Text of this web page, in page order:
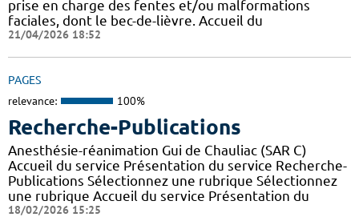
prise en charge des fentes et/ou malformations
faciales, dont le bec-de-lièvre. Accueil du
21/04/2026 18:52
PAGES
relevance: 100%
Recherche-Publications
Anesthésie-réanimation Gui de Chauliac (SAR C)
Accueil du service Présentation du service Recherche-
Publications Sélectionnez une rubrique Sélectionnez
une rubrique Accueil du service Présentation du
18/02/2026 15:25